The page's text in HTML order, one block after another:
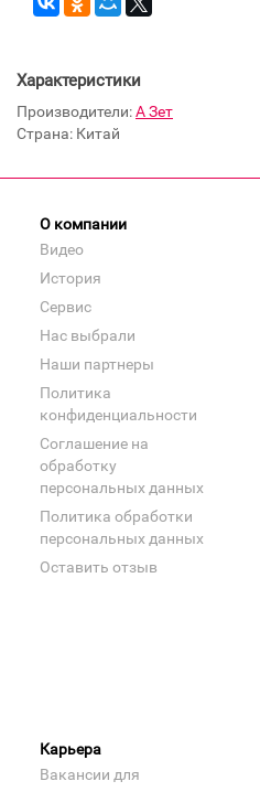
Характеристики
Производители:А Зет
Страна: Китай
О компании
Видео
История
Сервис
Нас выбрали
Наши партнеры
Политика
конфиденциальности
Соглашение на
обработку
персональных данных
Политика обработки
персональных данных
Оставить отзыв
Карьера
Вакансии для